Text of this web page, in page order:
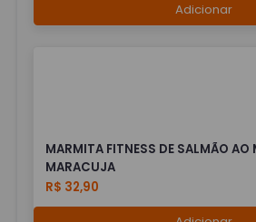
Adicionar
MARMITA FITNESS DE SALMÃO AO
MARACUJA
R$ 32,90